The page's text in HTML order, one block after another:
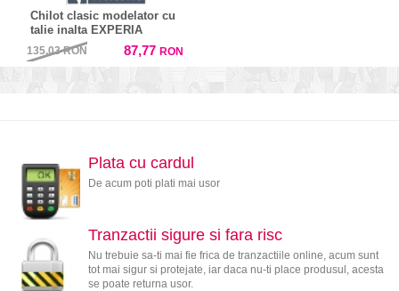
Chilot clasic modelator cu
talie inalta EXPERIA
135,03RON 87,77 RON
Plata cu cardul
De acum poti plati mai usor
Tranzactii sigure si fara risc
Nu trebuie sa-ti mai fie frica de tranzactiile online, acum sunt
tot mai sigur si protejate, iar daca nu-ti place produsul, acesta
se poate returna usor.